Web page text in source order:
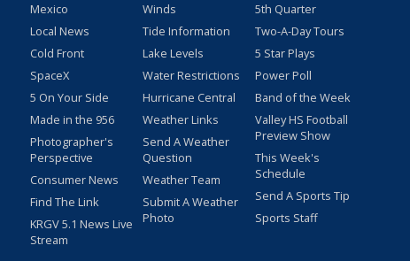
Mexico
Local News
Cold Front
SpaceX
5 On Your Side
Made in the 956
Photographer's
Perspective
Consumer News
Find The Link
KRGV 5.1 News Live
Stream
Winds
Tide Information
Lake Levels
Water Restrictions
Hurricane Central
Weather Links
Send A Weather
Question
Weather Team
Submit A Weather
Photo
5th Quarter
Two-A-Day Tours
5 Star Plays
Power Poll
Band of the Week
Valley HS Football
Preview Show
This Week's
Schedule
Send A Sports Tip
Sports Staff